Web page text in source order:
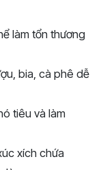
làm tổn thương
bia, cà phê dễ
tiêu và làm
xích chứa